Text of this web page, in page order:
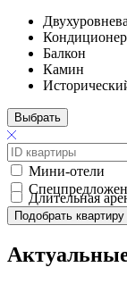
Кондиционер
Балкон
Камин
Выбрать
Мини-отели
Длительная
Подобрать квартиру